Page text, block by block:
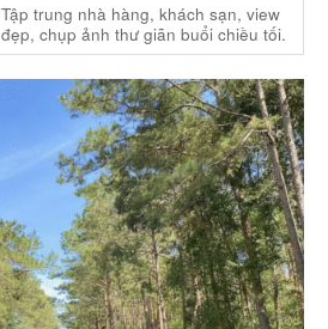
Tập trung nhà hàng, khách sạn, view
đẹp, chụp ảnh thư giãn buổi chiều tối.